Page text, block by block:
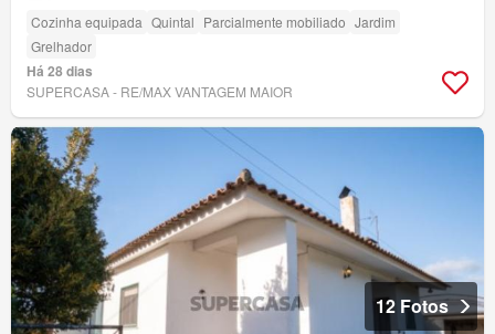
Cozinha equipada Quintal Parcialmente mobiliado Jardim
Grelhador
Há 28 dias
SUPERCASA - RE/MAX VANTAGEM MAIOR
12 Fotos